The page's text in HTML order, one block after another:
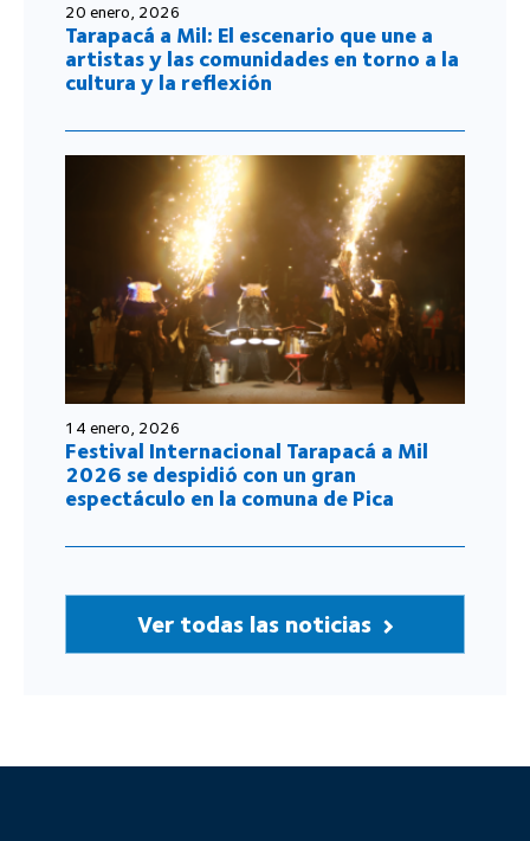
20 enero, 2026
Tarapacá a Mil: El escenario que une a
artistas y las comunidades en torno a la
cultura y la reflexión
14 enero, 2026
Festival Internacional Tarapacá a Mil
2026 se despidió con un gran
espectáculo en la comuna de Pica
Ver todas las noticias